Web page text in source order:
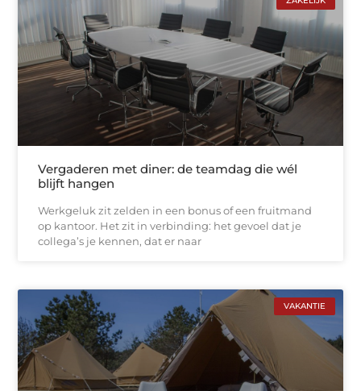
Vergaderen met diner: de teamdag die wél
blijft hangen
Werkgeluk zit zelden in een bonus of een fruitmand
op kantoor. Het zit in verbinding: het gevoel dat je
collega’s je kennen, dat er naar
VAKANTIE